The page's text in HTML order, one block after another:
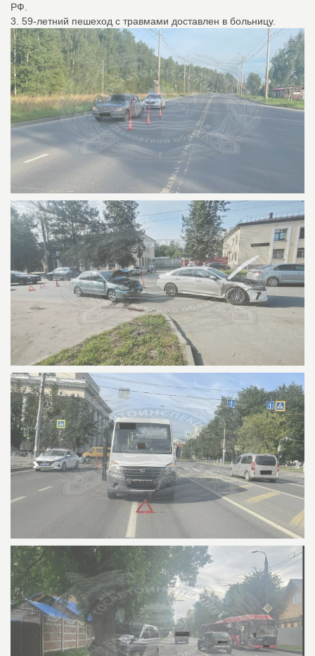
РФ.
3. 59-летний пешеход с травмами доставлен в больницу.